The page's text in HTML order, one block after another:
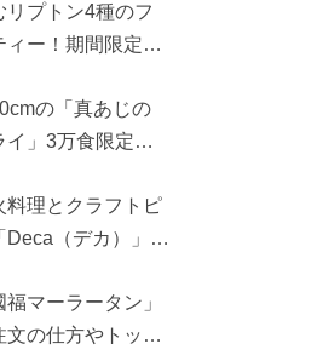
リプトン4種のフ
ィー！期間限定キ
の「真あじの
イ」3万食限定で
料理とクラフトピ
Deca（デカ）」が
マーラータン」
文の仕方やトッピ